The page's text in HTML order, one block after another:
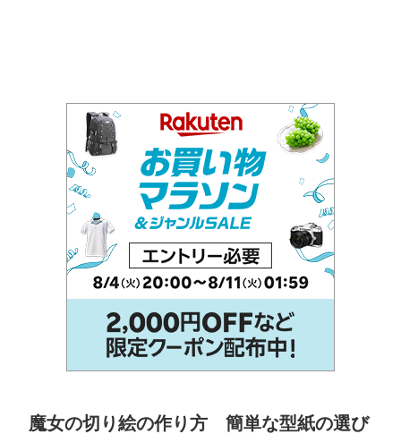
魔女の切り絵の作り方 簡単な型紙の選び